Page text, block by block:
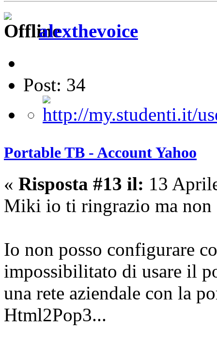
alexthevoice
Post: 34
Portable TB - Account Yahoo
« Risposta #13 il: 13
Miki io ti ringrazio ma non
Io non posso configurare
impossibilitato di usare il
una rete aziendale con la
Html2Pop3...